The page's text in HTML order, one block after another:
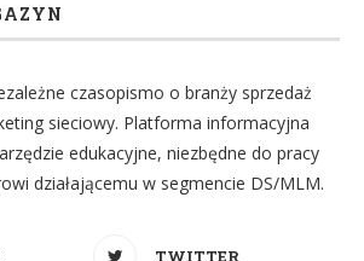
czasopismo o branży sprzedaż
sieciowy. Platforma informacyjna
edukacyjne, niezbędne do pracy
działającemu w segmencie DS/MLM.
TWITTER